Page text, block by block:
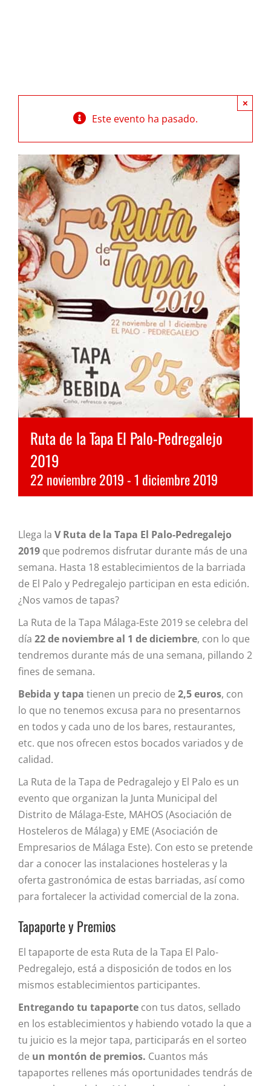
Este evento ha pasado.
×
Ruta de la Tapa El Palo-Pedregalejo
2019
22 noviembre 2019-1 diciembre 2019
Llega la V Ruta de la Tapa El Palo-Pedregalejo
2019 que podremos disfrutar durante más de una
semana. Hasta 18 establecimientos de la barriada
de El Palo y Pedregalejo participan en esta edición.
¿Nos vamos de tapas?
La Ruta de la Tapa Málaga-Este 2019 se celebra del
día 22 de noviembre al 1 de diciembre, con lo que
tendremos durante más de una semana, pillando 2
fines de semana.
Bebida y tapa tienen un precio de 2,5 euros, con
lo que no tenemos excusa para no presentarnos
en todos y cada uno de los bares, restaurantes,
etc. que nos ofrecen estos bocados variados y de
calidad.
La Ruta de la Tapa de Pedragalejo y El Palo es un
evento que organizan la Junta Municipal del
Distrito de Málaga-Este, MAHOS (Asociación de
Hosteleros de Málaga) y EME (Asociación de
Empresarios de Málaga Este). Con esto se pretende
dar a conocer las instalaciones hosteleras y la
oferta gastronómica de estas barriadas, así como
para fortalecer la actividad comercial de la zona.
Tapaporte y Premios
El tapaporte de esta Ruta de la Tapa El Palo-
Pedregalejo, está a disposición de todos en los
mismos establecimientos participantes.
Entregando tu tapaporte con tus datos, sellado
en los establecimientos y habiendo votado la que a
tu juicio es la mejor tapa, participarás en el sorteo
de un montón de premios. Cuantos más
tapaportes rellenes más oportunidades tendrás de